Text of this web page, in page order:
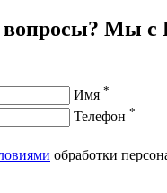
вопросы? Мы с
Имя *
Телефон *
обработки